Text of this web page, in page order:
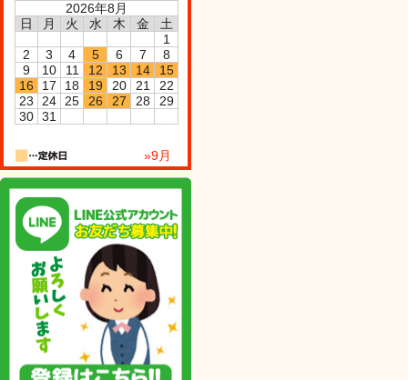
2026年8月
日
月 火 水 木 金
土
1
2
3 4 5 6 7
8
9
10 11 12 13 14
15
16
17 18 19 20 21
22
23
24 25 26 27 28
29
30 31
»9月